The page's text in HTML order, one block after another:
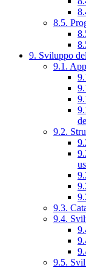
8.5.
9. Sviluppo
9.1.
9.2.
9.3.
9.4.
9.5.